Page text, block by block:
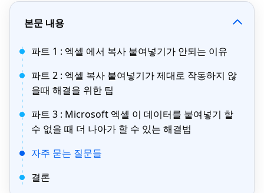
본문 내용
파트 1 : 엑셀 에서 복사 붙여넣기가 안되는 이유
파트 2 : 엑셀 복사 붙여넣기가 제대로 작동하지 않
을때 해결을 위한 팁
파트 3 : Microsoft 엑셀 이 데이터를 붙여넣기 할
수 없을 때 더 나아가 할 수 있는 해결법
자주 묻는 질문들
결론